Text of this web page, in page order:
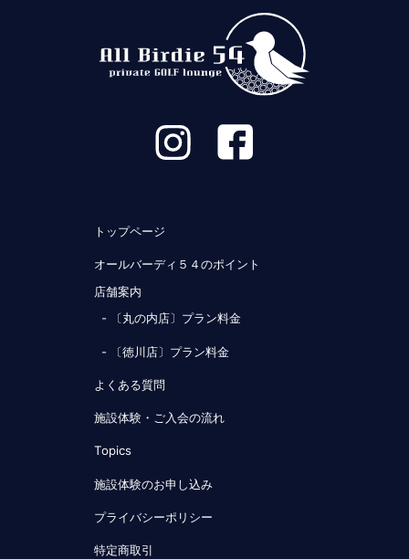
トップページ
オールバーディ５４のポイント
店舗案内
- 〔丸の内店〕プラン料金
- 〔徳川店〕プラン料金
よくある質問
施設体験・ご入会の流れ
Topics
施設体験のお申し込み
プライバシーポリシー
特定商取引